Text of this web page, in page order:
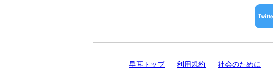
早耳トップ 利用規約 社会のために